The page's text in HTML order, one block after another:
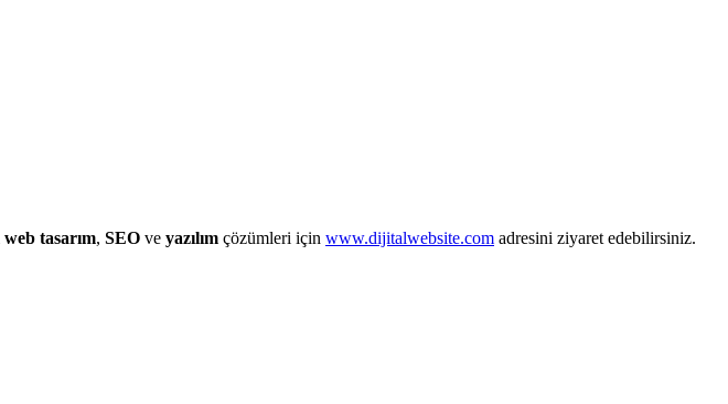
web tasarım, SEO ve yazılım çözümleri için www.dijitalwebsite.com adresini ziyaret edebilirsiniz.